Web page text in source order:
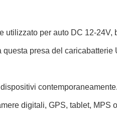
per auto DC 12-24V,
presa del
digitali, GPS, tablet, MPS